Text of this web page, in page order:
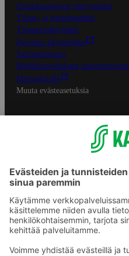
Osuuskauppojen yhteystiedot
Tilaus- ja toimitusehdot
Tietosuojakäytäntö
Palvelun käyttöehdot
Saavutettavuus
Mobiilisovelluksen saavutettavuus
Mainostajalle
Muuta evästeasetuksia
S-ryhmän palvelut
S-ryhmä
Asiakasomistajuus
Yhteishyvä Ruoka -sovellus
S-ostoslista -sovellus
Prisma.fi
Sokos.fi
S-Pankki